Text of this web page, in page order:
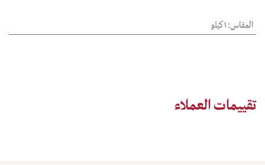
المقاس: ١ كيلو
تقييمات العملاء